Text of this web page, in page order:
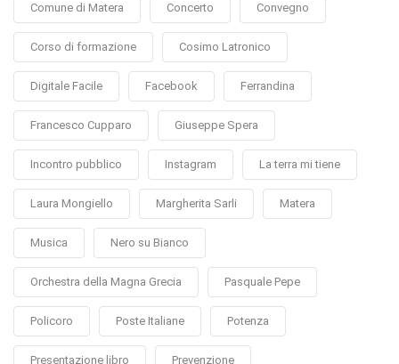
Comune di Matera Concerto Convegno
Corso di formazione Cosimo Latronico
Digitale Facile Facebook Ferrandina
Francesco Cupparo Giuseppe Spera
Incontro pubblico Instagram La terra mi tiene
Laura Mongiello Margherita Sarli Matera
Musica Nero su Bianco
Orchestra della Magna Grecia Pasquale Pepe
Policoro Poste Italiane Potenza
Presentazione libro Prevenzione